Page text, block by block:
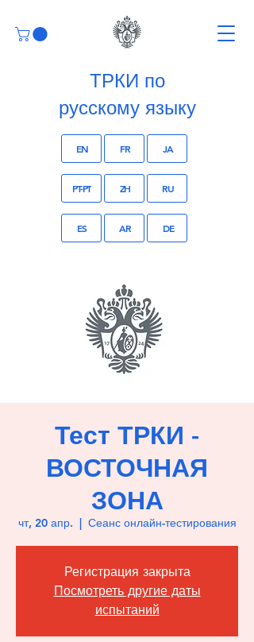
ТРКИ по
русскому языку
EN FR JA
PT-PT ZH RU
ES AR DE
Тест ТРКИ -
ВОСТОЧНАЯ
ЗОНА
чт, 20 апр. Сеанс онлайн-тестирования
Регистрация закрыта
Посмотреть другие даты
испытаний